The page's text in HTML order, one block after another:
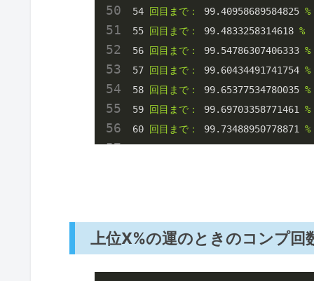
54
回目まで： 99.40958689584825 %
55
回目まで： 99.4833258314618 %
56
回目まで： 99.54786307406333 %
57
回目まで： 99.60434491741754 %
58
回目まで： 99.65377534780035 %
59
回目まで： 99.69703358771461 %
60
回目まで： 99.73488950778871 %
上位X%の運のときのコンプ回